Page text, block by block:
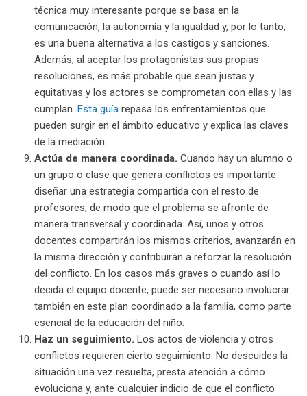
técnica muy interesante porque se basa en la
comunicación, la autonomía y la igualdad y, por lo tanto,
es una buena alternativa a los castigos y sanciones.
Además, al aceptar los protagonistas sus propias
resoluciones, es más probable que sean justas y
equitativas y los actores se comprometan con ellas y las
cumplan. Esta guía repasa los enfrentamientos que
pueden surgir en el ámbito educativo y explica las claves
de la mediación.
Actúa de manera coordinada. Cuando hay un alumno o
un grupo o clase que genera conflictos es importante
diseñar una estrategia compartida con el resto de
profesores, de modo que el problema se afronte de
manera transversal y coordinada. Así, unos y otros
docentes compartirán los mismos criterios, avanzarán en
la misma dirección y contribuirán a reforzar la resolución
del conflicto. En los casos más graves o cuando así lo
decida el equipo docente, puede ser necesario involucrar
también en este plan coordinado a la familia, como parte
esencial de la educación del niño.
Haz un seguimiento. Los actos de violencia y otros
conflictos requieren cierto seguimiento. No descuides la
situación una vez resuelta, presta atención a cómo
evoluciona y, ante cualquier indicio de que el conflicto